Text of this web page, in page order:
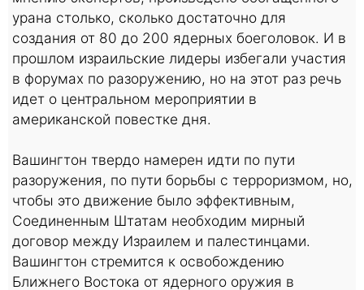
урана столько, сколько достаточно для
создания от 80 до 200 ядерных боеголовок. И в
прошлом израильские лидеры избегали участия
в форумах по разоружению, но на этот раз речь
идет о центральном мероприятии в
американской повестке дня.
Вашингтон твердо намерен идти по пути
разоружения, по пути борьбы с терроризмом, но,
чтобы это движение было эффективным,
Соединенным Штатам необходим мирный
договор между Израилем и палестинцами.
Вашингтон стремится к освобождению
Ближнего Востока от ядерного оружия в